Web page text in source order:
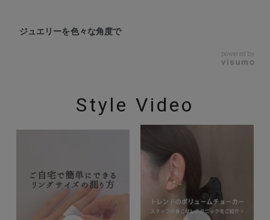
ジュエリーを色々な角度で
powered by
Style Video